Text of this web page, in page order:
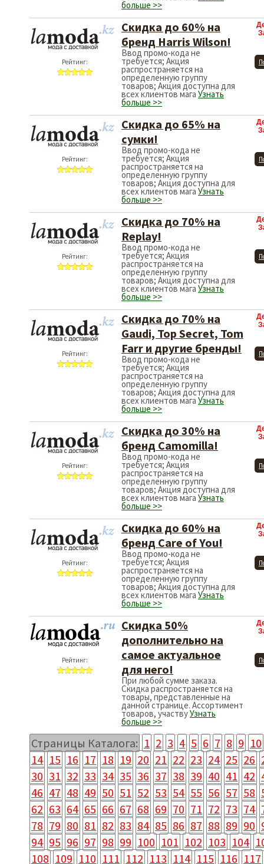
больше >>
Рейтинг:
Скидка до 60% на
бренд Harris Wilson!
Ввод промо-кода не
требуется; Акция
распространяется на
определенную группу
товаров; Акция доступна для
всех клиентов мага Узнать
больше >>
Рейтинг:
Скидка до 65% на
сумки!
Ввод промо-кода не
требуется; Акция
распространяется на
определенную группу
товаров; Акция доступна для
всех клиентов мага Узнать
больше >>
Рейтинг:
Скидка до 70% на
Replay!
Ввод промо-кода не
требуется; Акция
распространяется на
определенную группу
товаров; Акция доступна для
всех клиентов мага Узнать
больше >>
Рейтинг:
Скидка до 70% на
Gaudi, Top Secret, Tom
Farr и другие бренды!
Ввод промо-кода не
требуется; Акция
распространяется на
определенную группу
товаров; Акция доступна для
всех клиентов мага Узнать
больше >>
Рейтинг:
Скидка до 30% на
бренд Camomilla!
Ввод промо-кода не
требуется; Акция
распространяется на
определенную группу
товаров; Акция доступна для
всех клиентов мага Узнать
больше >>
Рейтинг:
Скидка до 60% на
бренд Care of You!
Ввод промо-кода не
требуется; Акция
распространяется на
определенную группу
товаров; Акция доступна для
всех клиентов мага Узнать
больше >>
Рейтинг:
Скидка 50%
дополнительно на
самое актуальное
для него!
При любой сумме заказа.
Скидка распространяется на
товары, представленные на
данной странице. Ассортимент
товаров, участвуУзнать
больше >>
Страницы Каталога: 1 2 3 4 5 6 7 8 9 10
14 15 16 17 18 19 20 21 22 23 24 25 26
30 31 32 33 34 35 36 37 38 39 40 41 42
46 47 48 49 50 51 52 53 54 55 56 57 58
62 63 64 65 66 67 68 69 70 71 72 73 74
78 79 80 81 82 83 84 85 86 87 88 89 90
94 95 96 97 98 99 100 101 102 103 104
108 109 110 111 112 113 114 115 116 117